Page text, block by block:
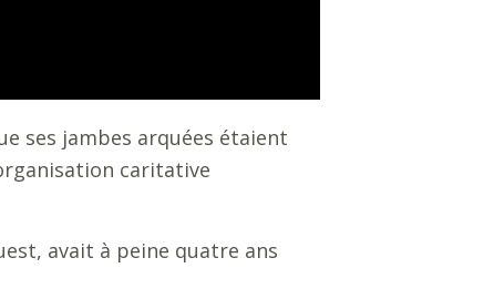
ses jambes arquées étaient
caritative
avait à peine quatre ans